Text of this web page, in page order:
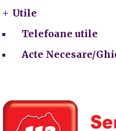
Utile
Telefoane utile
Acte Necesare/